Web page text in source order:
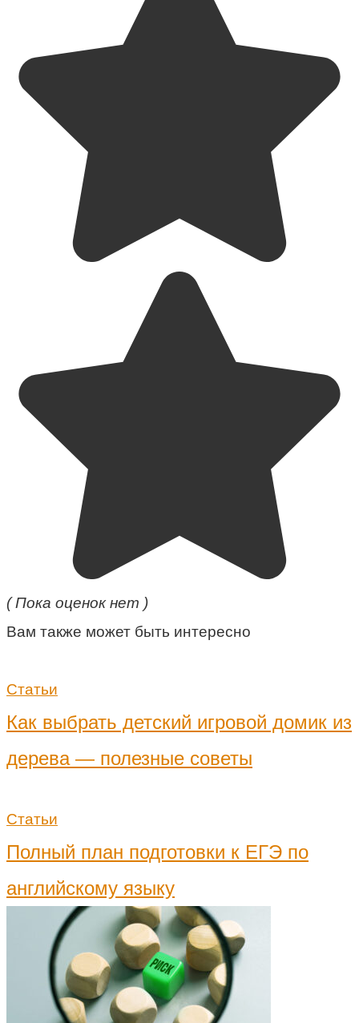
( Пока оценок нет )
Вам также может быть интересно
Статьи
Как выбрать детский игровой домик из
дерева — полезные советы
Статьи
Полный план подготовки к ЕГЭ по
английскому языку